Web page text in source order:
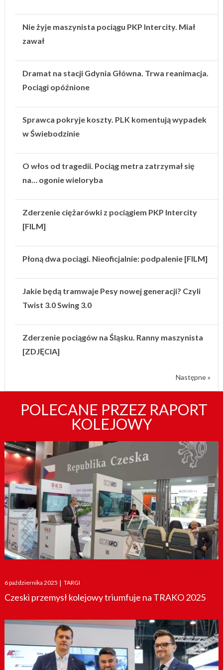
Nie żyje maszynista pociągu PKP Intercity. Miał
zawał
Dramat na stacji Gdynia Główna. Trwa reanimacja.
Pociągi opóźnione
Sprawca pokryje koszty. PLK komentują wypadek
w Świebodzinie
O włos od tragedii. Pociąg metra zatrzymał się
na… ogonie wieloryba
Zderzenie ciężarówki z pociągiem PKP Intercity
[FILM]
Płoną dwa pociągi. Nieoficjalnie: podpalenie [FILM]
Jakie będą tramwaje Pesy nowej generacji? Czyli
Twist 3.0 Swing 3.0
Zderzenie pociągów na Śląsku. Ranny maszynista
[ZDJĘCIA]
Następne »
POLECANE PRZEZ RAPORT
KOLEJOWY
Posted
on
6 października 2025 | TARGI
Czeski przemysł kolejowy triumfuje na TRAKO 2025